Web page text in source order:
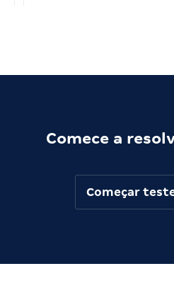
Comece a
Começar